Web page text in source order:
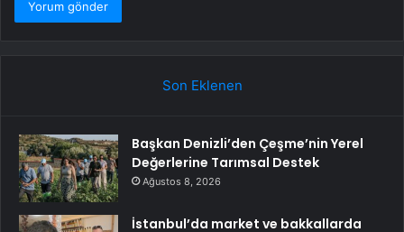
Son Eklenen
Başkan Denizli’den Çeşme’nin Yerel
Değerlerine Tarımsal Destek
Ağustos 8, 2026
İstanbul’da market ve bakkallarda